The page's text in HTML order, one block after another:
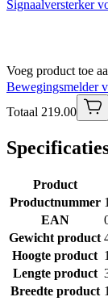
Signaalversterker
Voeg product toe
Bewegingsmelder
Totaal 219.00
Product
Productnummer
EAN
Gewicht product
Hoogte product
Lengte product
Breedte product